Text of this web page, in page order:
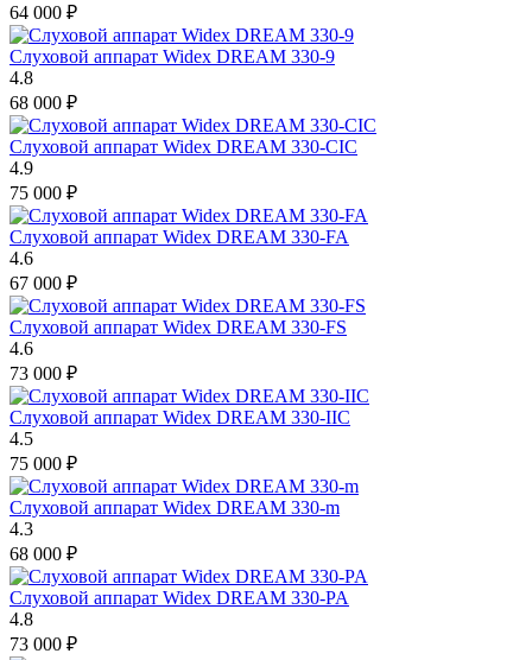
64 000 ₽
Слуховой аппарат Widex DREAM 330-9
4.8
68 000 ₽
Слуховой аппарат Widex DREAM 330-CIC
4.9
75 000 ₽
Слуховой аппарат Widex DREAM 330-FA
4.6
67 000 ₽
Слуховой аппарат Widex DREAM 330-FS
4.6
73 000 ₽
Слуховой аппарат Widex DREAM 330-IIC
4.5
75 000 ₽
Слуховой аппарат Widex DREAM 330-m
4.3
68 000 ₽
Слуховой аппарат Widex DREAM 330-PA
4.8
73 000 ₽